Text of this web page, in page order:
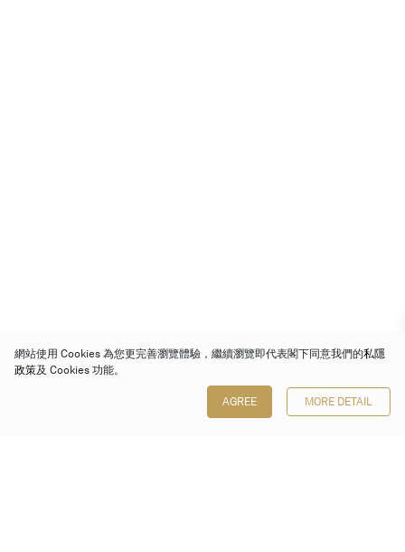
網站使用 Cookies 為您更完善瀏覽體驗，繼續瀏覽即代表閣下同意我們的私隱
政策及 Cookies 功能。
AGREE MORE DETAIL